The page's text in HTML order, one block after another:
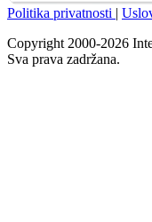
Politika privatnosti
Copyright 2000-2026
Sva prava zadržana.